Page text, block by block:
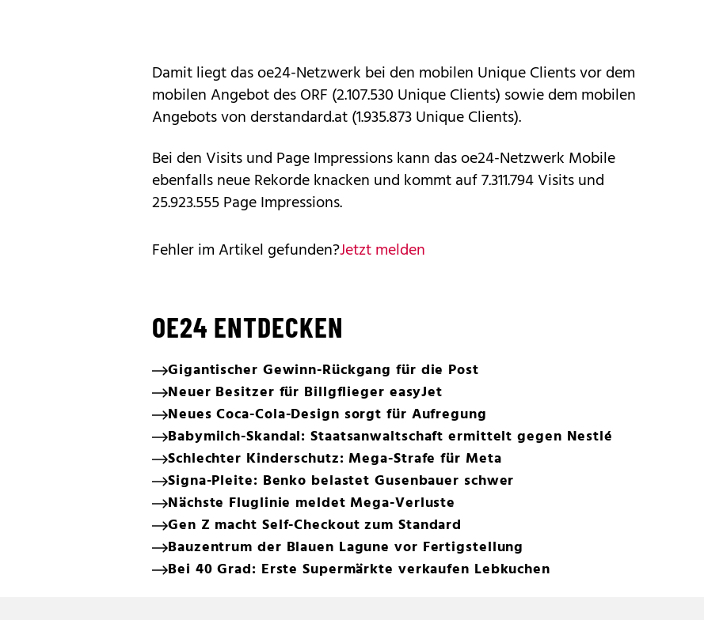
Damit liegt das oe24-Netzwerk bei den mobilen Unique Clients vor dem
mobilen Angebot des ORF (2.107.530 Unique Clients) sowie dem mobilen
Angebots von derstandard.at (1.935.873 Unique Clients).
Bei den Visits und Page Impressions kann das oe24-Netzwerk Mobile
ebenfalls neue Rekorde knacken und kommt auf 7.311.794 Visits und
25.923.555 Page Impressions.
Fehler im Artikel gefunden?Jetzt melden
OE24 ENTDECKEN
Gigantischer Gewinn-Rückgang für die Post
Neuer Besitzer für Billgflieger easyJet
Neues Coca-Cola-Design sorgt für Aufregung
Babymilch-Skandal: Staatsanwaltschaft ermittelt gegen Nestlé
Schlechter Kinderschutz: Mega-Strafe für Meta
Signa-Pleite: Benko belastet Gusenbauer schwer
Nächste Fluglinie meldet Mega-Verluste
Gen Z macht Self-Checkout zum Standard
Bauzentrum der Blauen Lagune vor Fertigstellung
Bei 40 Grad: Erste Supermärkte verkaufen Lebkuchen